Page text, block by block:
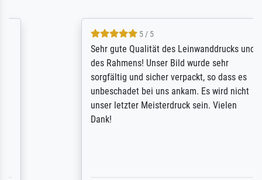
5 / 5
Sehr gute Qualität des Leinwanddrucks und
des Rahmens! Unser Bild wurde sehr
sorgfältig und sicher verpackt, so dass es
unbeschadet bei uns ankam. Es wird nicht
unser letzter Meisterdruck sein. Vielen